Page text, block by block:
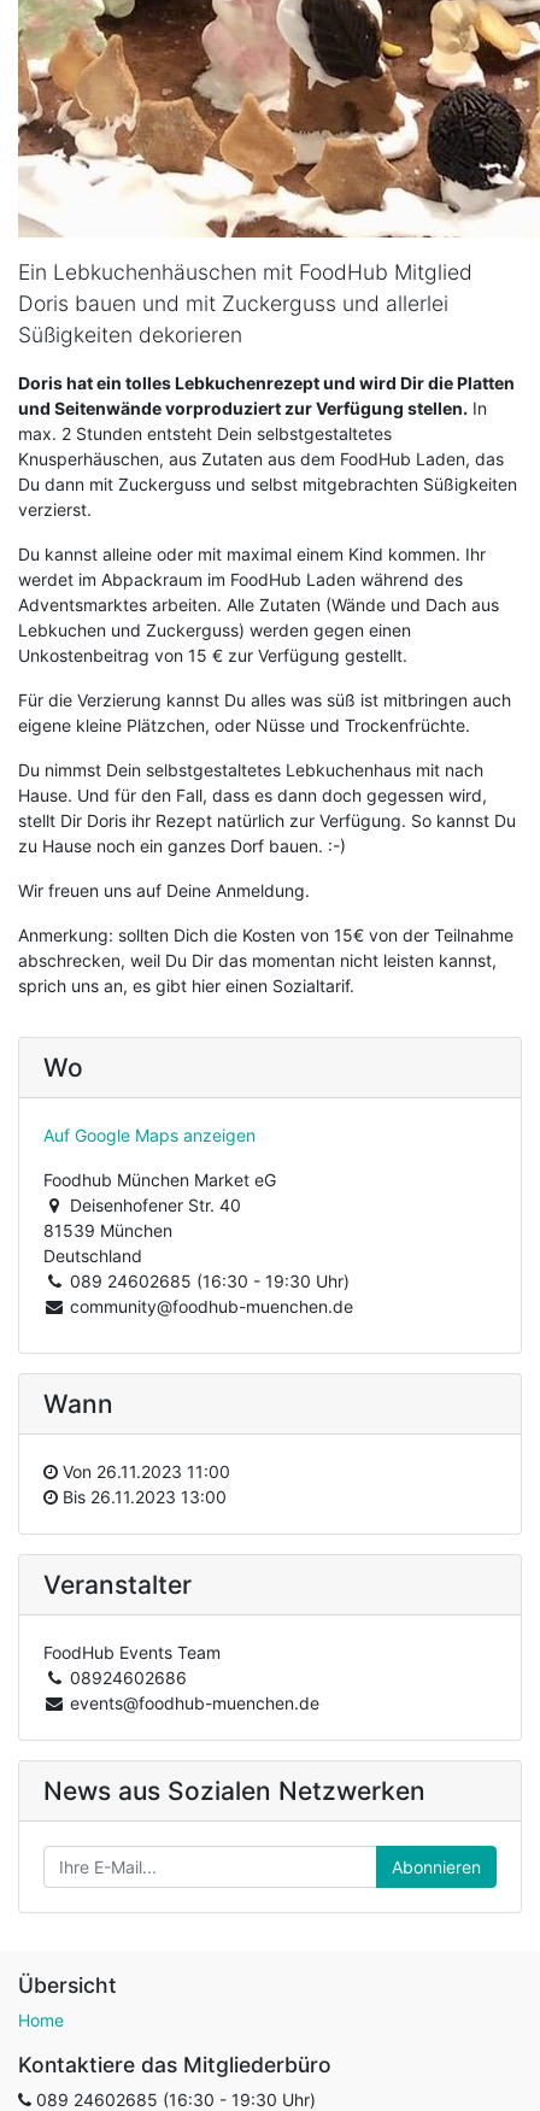
Ein Lebkuchenhäuschen mit FoodHub Mitglied
Doris bauen und mit Zuckerguss und allerlei
Süßigkeiten dekorieren
Doris hat ein tolles Lebkuchenrezept und wird Dir die Platten
und Seitenwände vorproduziert zur Verfügung stellen. In
max. 2 Stunden entsteht Dein selbstgestaltetes
Knusperhäuschen, aus Zutaten aus dem FoodHub Laden, das
Du dann mit Zuckerguss und selbst mitgebrachten Süßigkeiten
verzierst.
Du kannst alleine oder mit maximal einem Kind kommen. Ihr
werdet im Abpackraum im FoodHub Laden während des
Adventsmarktes arbeiten. Alle Zutaten (Wände und Dach aus
Lebkuchen und Zuckerguss) werden gegen einen
Unkostenbeitrag von 15 € zur Verfügung gestellt.
Für die Verzierung kannst Du alles was süß ist mitbringen auch
eigene kleine Plätzchen, oder Nüsse und Trockenfrüchte.
Du nimmst Dein selbstgestaltetes Lebkuchenhaus mit nach
Hause. Und für den Fall, dass es dann doch gegessen wird,
stellt Dir Doris ihr Rezept natürlich zur Verfügung. So kannst Du
zu Hause noch ein ganzes Dorf bauen. :-)
Wir freuen uns auf Deine Anmeldung.
Anmerkung: sollten Dich die Kosten von 15€ von der Teilnahme
abschrecken, weil Du Dir das momentan nicht leisten kannst,
sprich uns an, es gibt hier einen Sozialtarif.
Wo
Auf Google Maps anzeigen
Foodhub München Market eG
Deisenhofener Str. 40
81539 München
Deutschland
089 24602685 (16:30 - 19:30 Uhr)
community@foodhub-muenchen.de
Wann
Von 26.11.2023 11:00
Bis 26.11.2023 13:00
Veranstalter
FoodHub Events Team
08924602686
events@foodhub-muenchen.de
News aus Sozialen Netzwerken
Abonnieren
Übersicht
Home
Kontaktiere das Mitgliederbüro
089 24602685 (16:30 - 19:30 Uhr)